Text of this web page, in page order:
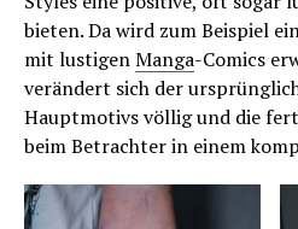
bieten. Da wird zum Beispiel
mit lustigenManga-Comics
verändert sich der
Hauptmotivs völlig und die
beim Betrachter in einem